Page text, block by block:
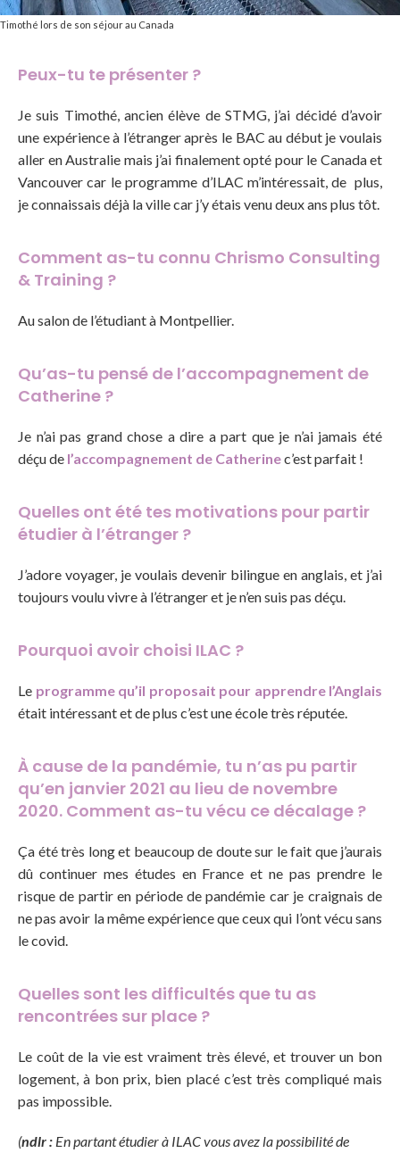
Timothé lors de son séjour au Canada
Peux-tu te présenter ?
Je suis Timothé, ancien élève de STMG, j’ai décidé d’avoir
une expérience à l’étranger après le BAC au début je voulais
aller en Australie mais j’ai finalement opté pour le Canada et
Vancouver car le programme d’ILAC m’intéressait, de plus,
je connaissais déjà la ville car j’y étais venu deux ans plus tôt.
Comment as-tu connu Chrismo Consulting
& Training ?
Au salon de l’étudiant à Montpellier.
Qu’as-tu pensé de l’accompagnement de
Catherine ?
Je n’ai pas grand chose a dire a part que je n’ai jamais été
déçu de l’accompagnement de Catherinec’est parfait !
Quelles ont été tes motivations pour partir
étudier à l’étranger ?
J’adore voyager, je voulais devenir bilingue en anglais, et j’ai
toujours voulu vivre à l’étranger et je n’en suis pas déçu.
Pourquoi avoir choisi ILAC ?
Le programme qu’il proposait pour apprendre l’Anglais
était intéressant et de plus c’est une école très réputée.
À cause de la pandémie, tu n’as pu partir
qu’en janvier 2021 au lieu de novembre
2020. Comment as-tu vécu ce décalage ?
Ça été très long et beaucoup de doute sur le fait que j’aurais
dû continuer mes études en France et ne pas prendre le
risque de partir en période de pandémie car je craignais de
ne pas avoir la même expérience que ceux qui l’ont vécu sans
le covid.
Quelles sont les difficultés que tu as
rencontrées sur place ?
Le coût de la vie est vraiment très élevé, et trouver un bon
logement, à bon prix, bien placé c’est très compliqué mais
pas impossible.
(ndlr : En partant étudier à ILAC vous avez la possibilité de